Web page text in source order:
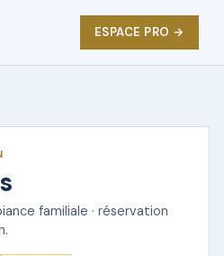
ESPACE PRO →
familiale · réservation